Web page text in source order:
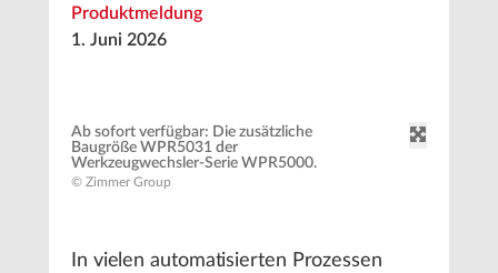
Produktmeldung
1. Juni 2026
Ab sofort verfügbar: Die zusätzliche
Baugröße WPR5031 der
Werkzeugwechsler-Serie WPR5000.
© Zimmer Group
In vielen automatisierten Prozessen